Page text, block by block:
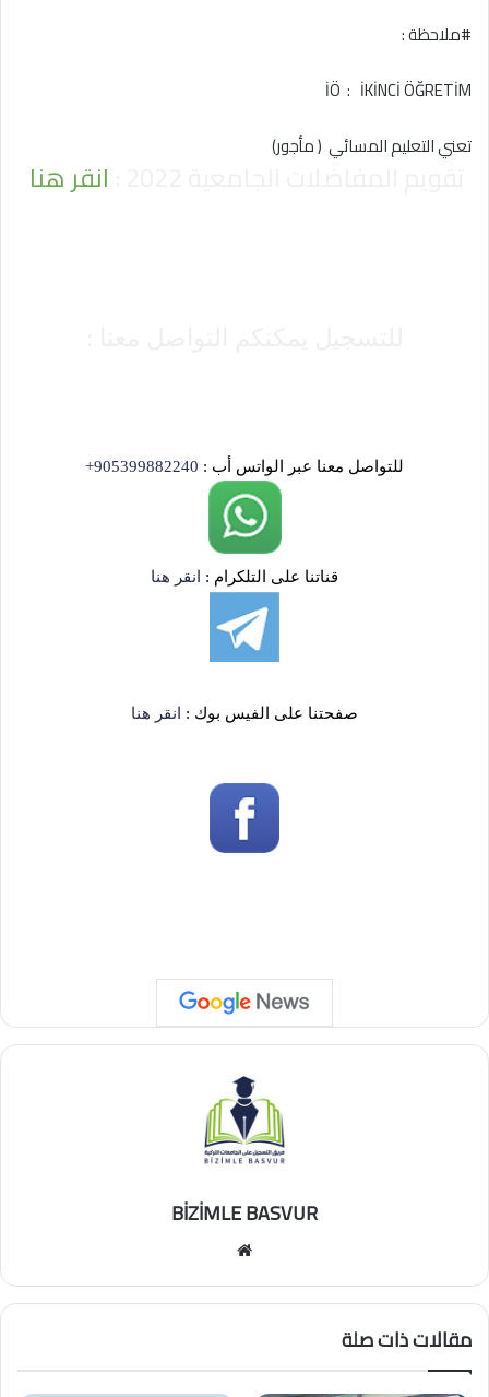
#ملاحظة :
İÖ : İKİNCİ ÖĞRETİM
تعني التعليم المسائي ( مأجور)
انقر هنا
للتواصل معنا عبر الواتس أب :
قناتنا على التلكرام : انقر هنا
صفحتنا على الفيس بوك : انقر هنا
BİZİMLE BASVUR
مقالات ذات صلة